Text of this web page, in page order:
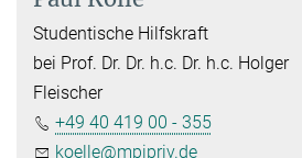
Studentische Hilfskraft
bei Prof. Dr. Dr. h.c. Dr. h.c. Holger
Fleischer
+49 40 419 00 - 355
koelle@mpipriv.de